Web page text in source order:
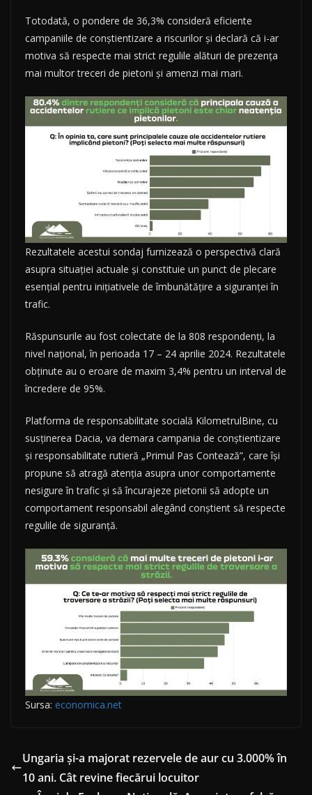
Totodată, o pondere de 36,3% consideră eficiente
campaniile de conștientizare a riscurilor și declară că i-ar
motiva să respecte mai strict regulile alături de prezența
mai multor treceri de pietoni și amenzi mai mari.
Rezultatele acestui sondaj furnizează o perspectivă clară
asupra situației actuale și constituie un punct de plecare
esențial pentru inițiativele de îmbunătățire a siguranței în
trafic.
Răspunsurile au fost colectate de la 808 respondenți, la
nivel național, în perioada 17 – 24 aprilie 2024. Rezultatele
obținute au o eroare de maxim 3,4% pentru un interval de
încredere de 95%.
Platforma de responsabilitate socială KilometrulBine, cu
susținerea Dacia, va demara campania de conștientizare
și responsabilitate rutieră „Primul Pas Contează”, care își
propune să atragă atenția asupra unor comportamente
nesigure în trafic și să încurajeze pietonii să adopte un
comportament responsabil alegând conștient să respecte
regulile de siguranță.
Sursa: economica.net
Ungaria și-a majorat rezervele de aur cu 3.000% în
10 ani. Cât revine fiecărui locuitor